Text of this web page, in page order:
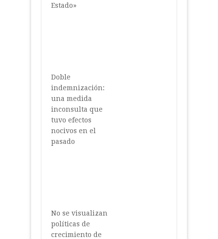
Estado»
Doble
indemnización:
una medida
inconsulta que
tuvo efectos
nocivos en el
pasado
No se visualizan
políticas de
crecimiento de